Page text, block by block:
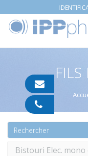
Bistouri Elec.
91
05